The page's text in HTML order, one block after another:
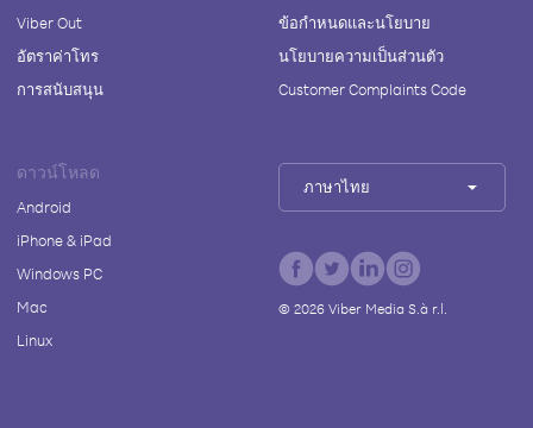
Viber Out
อัตราค่าโทร
การสนับสนุน
ข้อกำหนดและนโยบาย
นโยบายความเป็นส่วนตัว
Customer Complaints Code
ดาวน์โหลด
Android
iPhone & iPad
Windows PC
Mac
Linux
ภาษาไทย
© 2026Viber Media S.à r.l.